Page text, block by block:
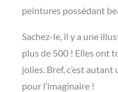
peintures possédant
Sachez-le, il y a une
plus de 500 ! Elles ont
jolies. Bref, c’est
pour l’imaginaire !